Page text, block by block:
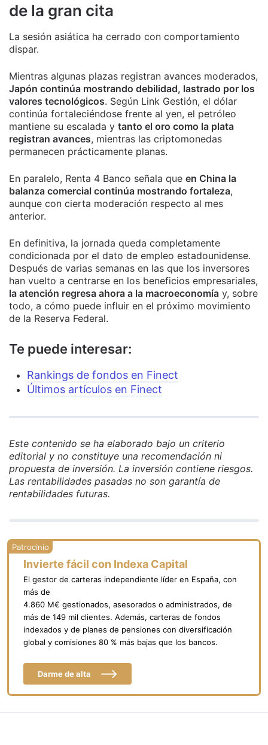
de la gran cita
La sesión asiática ha cerrado con comportamiento
dispar.
Mientras algunas plazas registran avances moderados,
Japón continúa mostrando debilidad, lastrado por los
valores tecnológicos. Según Link Gestión, el dólar
continúa fortaleciéndose frente al yen, el petróleo
mantiene su escalada y tanto el oro como la plata
registran avances, mientras las criptomonedas
permanecen prácticamente planas.
En paralelo, Renta 4 Banco señala que en China la
balanza comercial continúa mostrando fortaleza,
aunque con cierta moderación respecto al mes
anterior.
En definitiva, la jornada queda completamente
condicionada por el dato de empleo estadounidense.
Después de varias semanas en las que los inversores
han vuelto a centrarse en los beneficios empresariales,
la atención regresa ahora a la macroeconomía y, sobre
todo, a cómo puede influir en el próximo movimiento
de la Reserva Federal.
Te puede interesar:
Rankings de fondos en Finect
Últimos artículos en Finect
Este contenido se ha elaborado bajo un criterio
editorial y no constituye una recomendación ni
propuesta de inversión. La inversión contiene riesgos.
Las rentabilidades pasadas no son garantía de
rentabilidades futuras.
Invierte fácil con Indexa Capital
El gestor de carteras independiente líder en España, con
más de
4.860 M€ gestionados, asesorados o administrados, de
más de 149 mil clientes. Además, carteras de fondos
indexados y de planes de pensiones con diversificación
global y comisiones 80 % más bajas que los bancos.
Darme de alta